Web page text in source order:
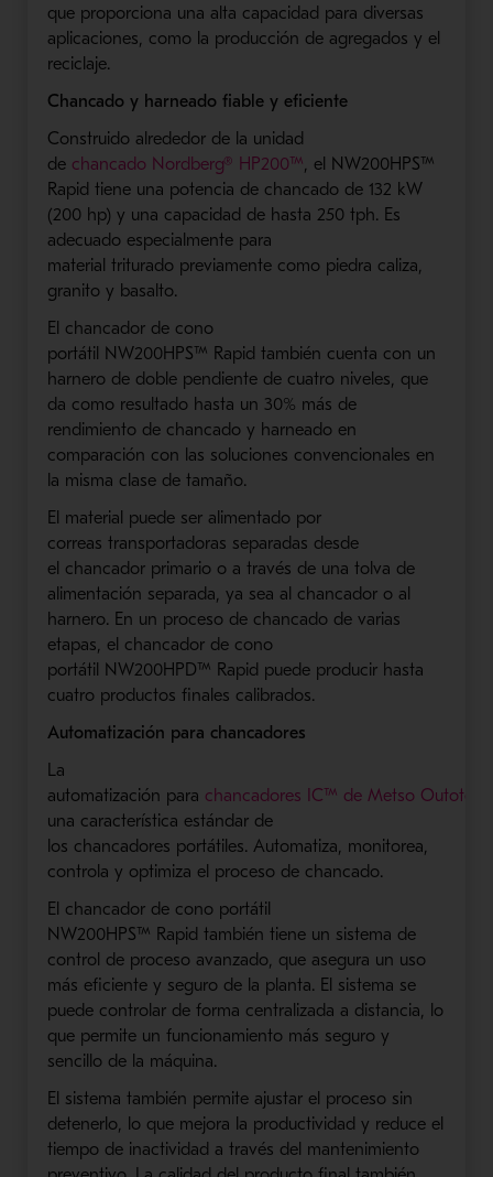
que proporciona una alta capacidad para diversas
aplicaciones, como la producción de agregados y el
reciclaje.
Chancadoy harneado fiable y eficiente
Construido alrededor de la unidad
de chancado Nordberg® HP200™, el NW200HPS™
Rapid tiene una potencia de chancadode 132 kW
(200 hp) y una capacidad de hasta 250 tph. Es
adecuado especialmente para
material triturado previamente como piedra caliza,
granito y basalto.
El chancadorde cono
portátil
NW200HPS™ Rapid también cuenta con un
harnerode doble pendiente de cuatro niveles, que
da como resultado hasta un 30% más de
rendimiento de chancadoy harneadoen
comparación con las soluciones convencionales en
la misma clase de tamaño.
El material puede ser alimentado por
correas transportadoras separadas desde
el chancadorprimarioo a través de una tolva de
alimentación separada, ya sea al chancadoro al
harnero. En un proceso de chancadode varias
etapas, el chancadorde cono
portátil
NW200HPD™ Rapid puede producir hasta
cuatro productos finales calibrados.
Automatización para chancadores
La
automatización para chancadores IC™ de Metso Outotec
una característica estándar de
los chancadores portátiles. Automatiza, monitorea,
controla y optimiza el proceso de chancado.
El chancadorde cono portátil
NW200HPS™ Rapid también tiene un sistema de
control de proceso avanzado, que asegura un uso
más eficiente y seguro de la planta. El sistema se
puede controlar de forma centralizada a distancia, lo
que permite un funcionamiento más seguro y
sencillo de la máquina.
El sistema también permite ajustar el proceso sin
detenerlo, lo que mejora la productividad y reduce el
tiempo de inactividad a través del mantenimiento